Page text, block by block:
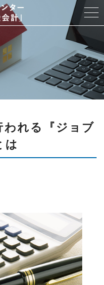
終えるために
われる『ジョブ
は